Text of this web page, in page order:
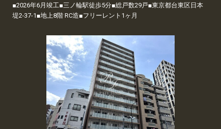
■2026年6月竣工■三ノ輪駅徒歩5分■総戸数29戸■東京都台東区日本
堤2-37-1■地上8階 RC造■フリーレント1ヶ月